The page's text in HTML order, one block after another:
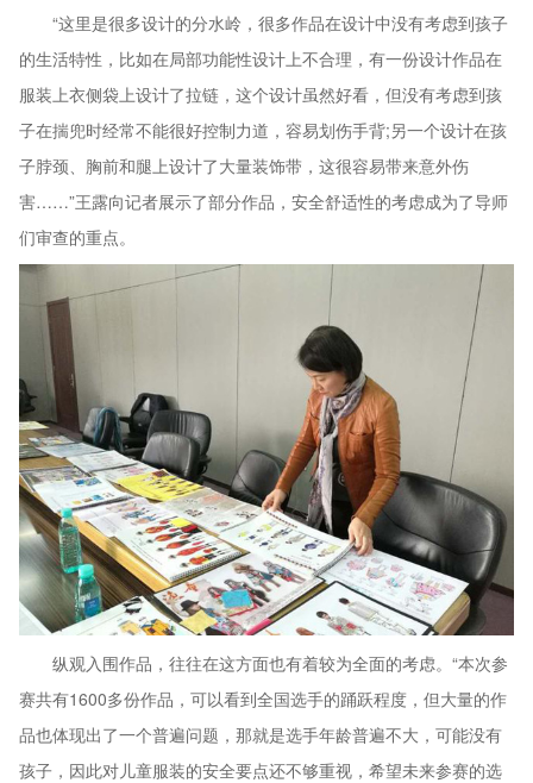
“这里是很多设计的分水岭，很多作品在设计中没有考虑到孩子
的生活特性，比如在局部功能性设计上不合理，有一份设计作品在
服装上衣侧袋上设计了拉链，这个设计虽然好看，但没有考虑到孩
子在揣兜时经常不能很好控制力道，容易划伤手背;另一个设计在孩
子脖颈、胸前和腿上设计了大量装饰带，这很容易带来意外伤
害……”王露向记者展示了部分作品，安全舒适性的考虑成为了导师
们审查的重点。
纵观入围作品，往往在这方面也有着较为全面的考虑。“本次参
赛共有1600多份作品，可以看到全国选手的踊跃程度，但大量的作
品也体现出了一个普遍问题，那就是选手年龄普遍不大，可能没有
孩子，因此对儿童服装的安全要点还不够重视，希望未来参赛的选